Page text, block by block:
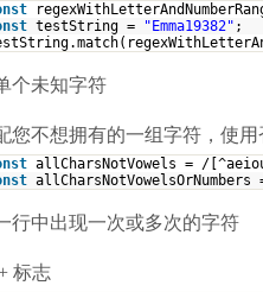
testString = "Emma19382" ;
未知字符
不想拥有的一组字符，使用
allCharsNotVowels = /
中出现一次或多次的字符
志